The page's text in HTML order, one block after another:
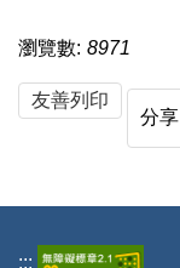
瀏覽數: 8971
友善列印
分享
:::